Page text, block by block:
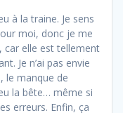
à la traine. Je sens
moi, donc je me
car elle est tellement
Je n’ai pas envie
le manque de
la bête… même si
erreurs. Enfin, ça